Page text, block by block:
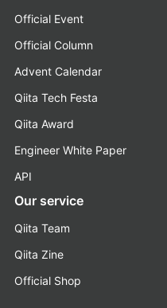
Official Event
Official Column
Advent Calendar
Qiita Tech Festa
Qiita Award
Engineer White Paper
API
Our service
Qiita Team
Qiita Zine
Official Shop